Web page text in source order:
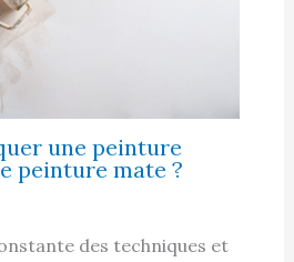
une peinture
peinture mate ?
des techniques et